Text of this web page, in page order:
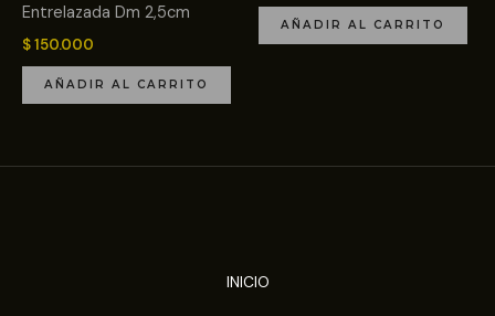
Entrelazada Dm 2,5cm
$150.000
AÑADIR AL CARRITO
AÑADIR AL CARRITO
INICIO